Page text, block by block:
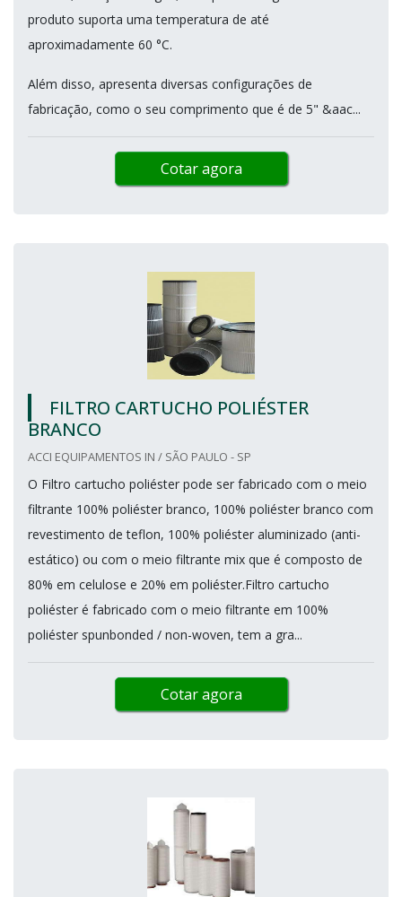
produto suporta uma temperatura de até
aproximadamente 60 °C.
Além disso, apresenta diversas configurações de
fabricação, como o seu comprimento que é de 5" &aac...
Cotar agora
FILTRO CARTUCHO POLIÉSTER
BRANCO
ACCI EQUIPAMENTOS IN / SÃO PAULO - SP
O Filtro cartucho poliéster pode ser fabricado com o meio
filtrante 100% poliéster branco, 100% poliéster branco com
revestimento de teflon, 100% poliéster aluminizado (anti-
estático) ou com o meio filtrante mix que é composto de
80% em celulose e 20% em poliéster.Filtro cartucho
poliéster é fabricado com o meio filtrante em 100%
poliéster spunbonded / non-woven, tem a gra...
Cotar agora